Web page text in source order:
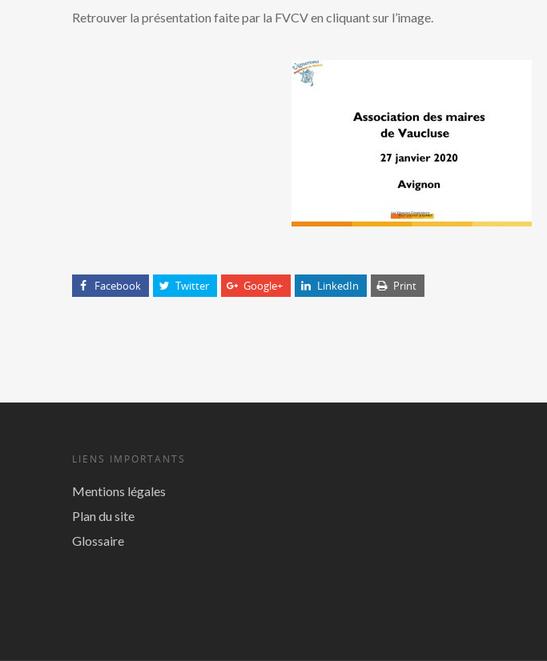
Retrouver la présentation faite par la FVCV en cliquant sur l’image.
Facebook Twitter Google+ LinkedIn Print
LIENS IMPORTANTS
Mentions légales
Plan du site
Glossaire